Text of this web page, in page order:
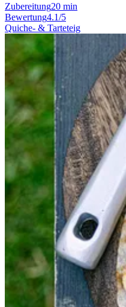
Zubereitung20 min
Bewertung4.1/5
Quiche- & Tarteteig